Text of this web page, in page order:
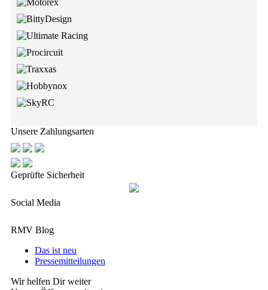
Unsere Zahlungsarten
Geprüfte Sicherheit
Social Media
RMV Blog
Das ist neu
Pressemitteilungen
Wir helfen Dir weiter